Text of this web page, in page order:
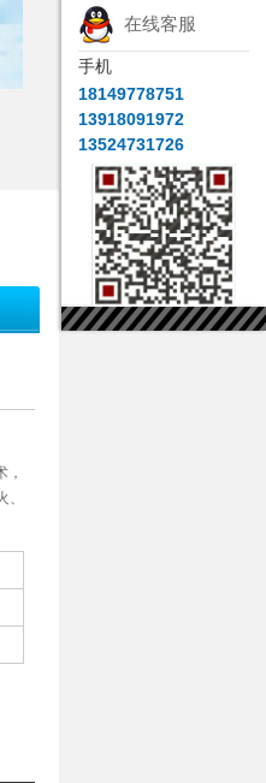
，
在线客服
手机
18149778751
13918091972
13524731726